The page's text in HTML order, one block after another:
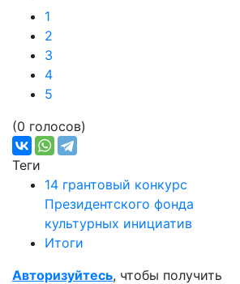
1
2
3
4
5
(0 голосов)
Теги
14 грантовый конкурс
Президентского фонда
культурных инициатив
Итоги
Авторизуйтесь, чтобы получить